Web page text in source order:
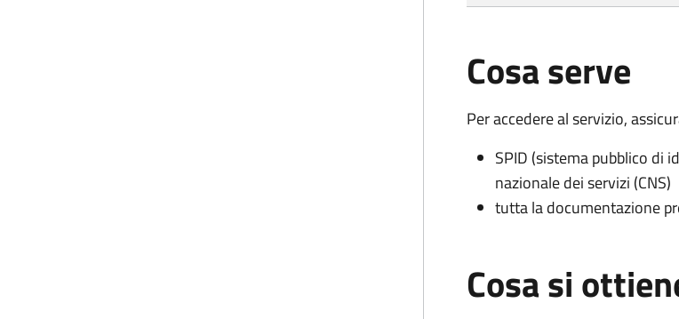
Cosa serve
Per accedere al servizio,
SPID (sistema pubblico di
nazionale dei servizi (CNS)
tutta la documentazione
Cosa si